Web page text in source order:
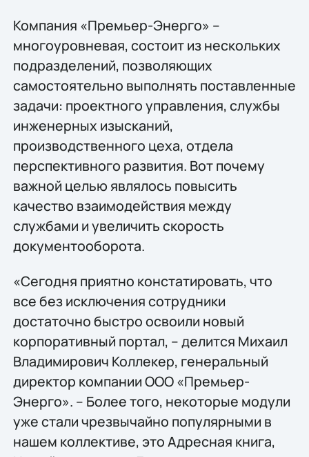
Компания «Премьер-Энерго» –
многоуровневая, состоит из нескольких
подразделений, позволяющих
самостоятельно выполнять поставленные
задачи: проектного управления, службы
инженерных изысканий,
производственного цеха, отдела
перспективного развития. Вот почему
важной целью являлось повысить
качество взаимодействия между
службами и увеличить скорость
документооборота.
«Сегодня приятно констатировать, что
все без исключения сотрудники
достаточно быстро освоили новый
корпоративный портал, – делится Михаил
Владимирович Коллекер, генеральный
директор компании ООО «Премьер-
Энерго». – Более того, некоторые модули
уже стали чрезвычайно популярными в
нашем коллективе, это Адресная книга,